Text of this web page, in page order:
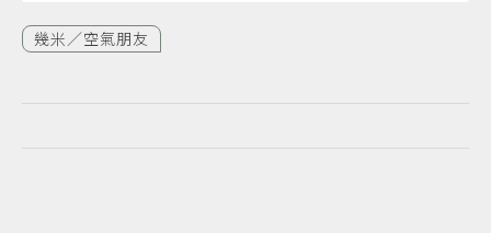
幾米／空氣朋友